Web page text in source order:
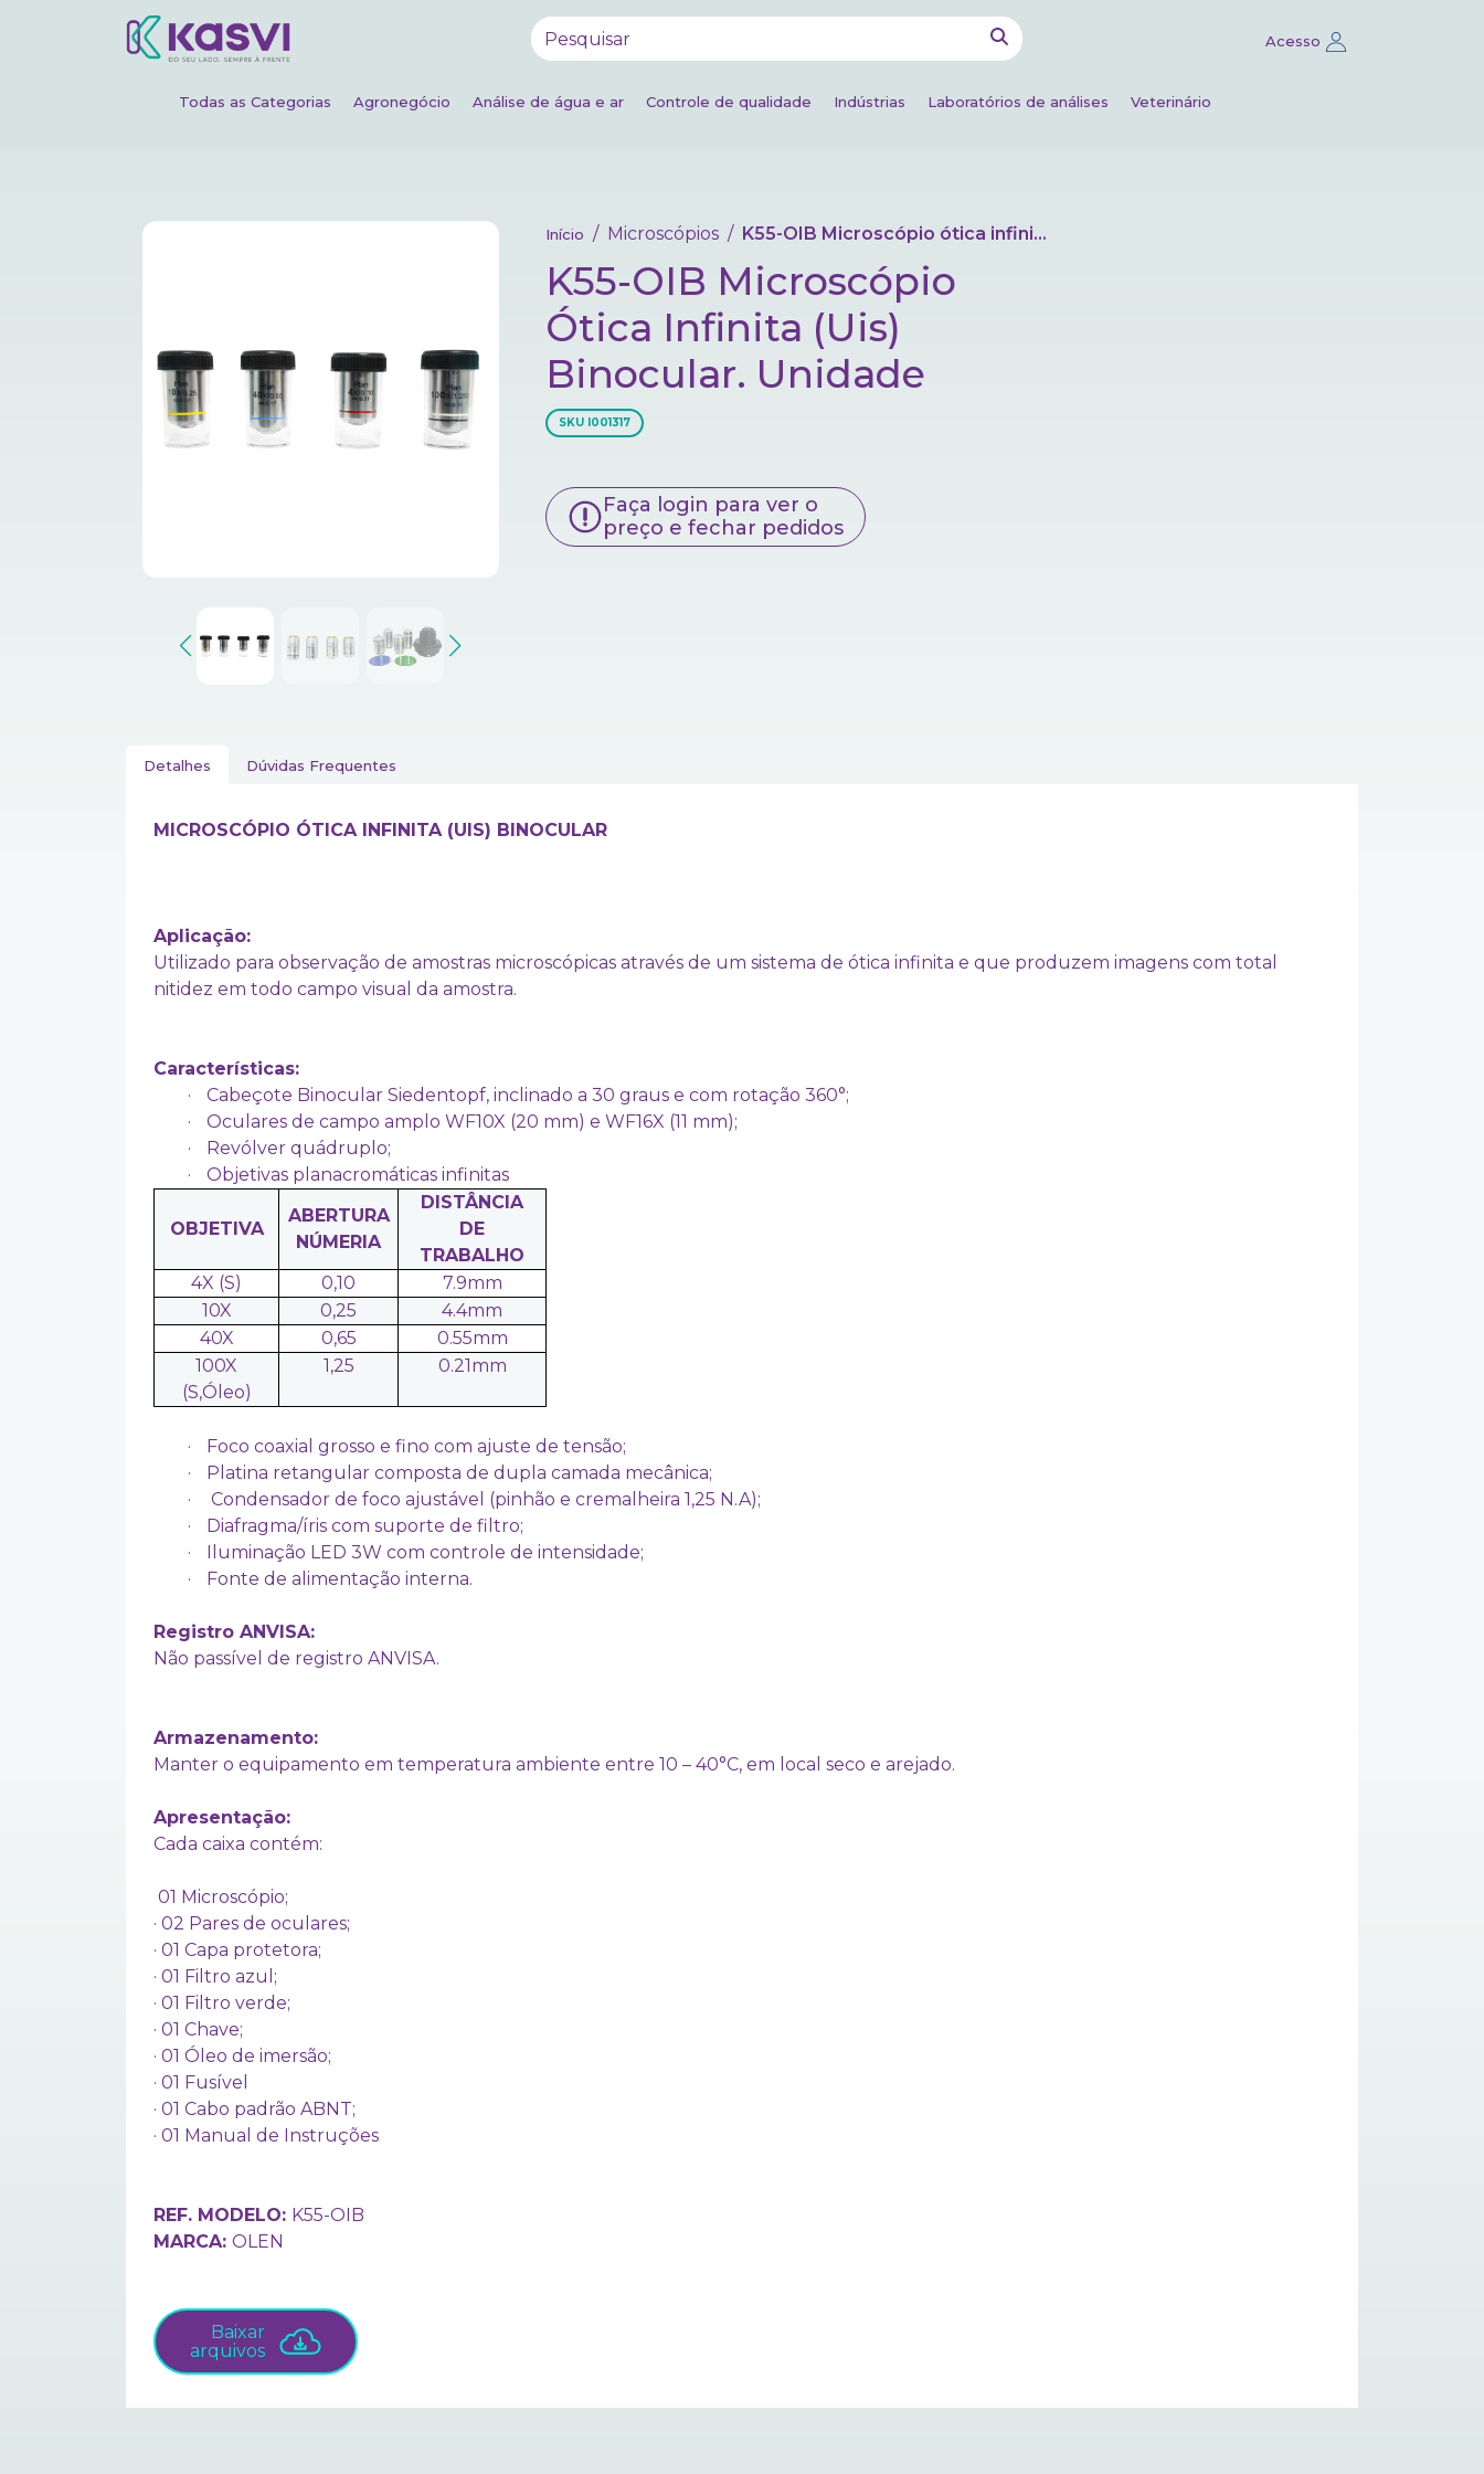
Acesso
Todas as Categorias Agronegócio Análise de água e ar Controle de qualidade Indústrias Laboratórios de análises Veterinário
Início Microscópios K55-OIB Microscópio ótica infinita (uis) binocular. unidade
K55-OIB Microscópio
Ótica Infinita (uis)
Binocular. Unidade
SKU I001317
Faça login para ver o
preço e fechar pedidos
Detalhes Dúvidas Frequentes
MICROSCÓPIO ÓTICA INFINITA (UIS) BINOCULAR
Aplicação:
Utilizado para observação de amostras microscópicas através de um sistema de ótica infinita e que produzem imagens com total
nitidez em todo campo visual da amostra.
Características:
·
Cabeçote Binocular Siedentopf, inclinado a 30 graus e com rotação 360°;
·
Oculares de campo amplo WF10X (20 mm) e WF16X (11 mm);
·
Revólver quádruplo;
·
Objetivas planacromáticas infinitas
OBJETIVA
ABERTURA
NÚMERIA
DISTÂNCIA
DE
TRABALHO
4X (S)
0,10
7.9mm
10X
0,25
4.4mm
40X
0,65
0.55mm
100X
(S,Óleo)
1,25 0.21mm
·
Foco coaxial grosso e fino com ajuste de tensão;
·
Platina retangular composta de dupla camada mecânica;
·
Condensador de foco ajustável (pinhão e cremalheira 1,25 N.A);
·
Diafragma/íris com suporte de filtro;
·
Iluminação LED 3W com controle de intensidade;
·
Fonte de alimentação interna.
Registro ANVISA:
Não passível de registro ANVISA.
Armazenamento:
Manter o equipamento em temperatura ambiente entre 10 – 40°C, em local seco e arejado.
Apresentação:
Cada caixa contém:
01 Microscópio;
· 02 Pares de oculares;
· 01 Capa protetora;
· 01 Filtro azul;
· 01 Filtro verde;
· 01 Chave;
· 01 Óleo de imersão;
· 01 Fusível
· 01 Cabo padrão ABNT;
· 01 Manual de Instruções
REF. MODELO: K55-OIB
MARCA: OLEN
Baixar
arquivos